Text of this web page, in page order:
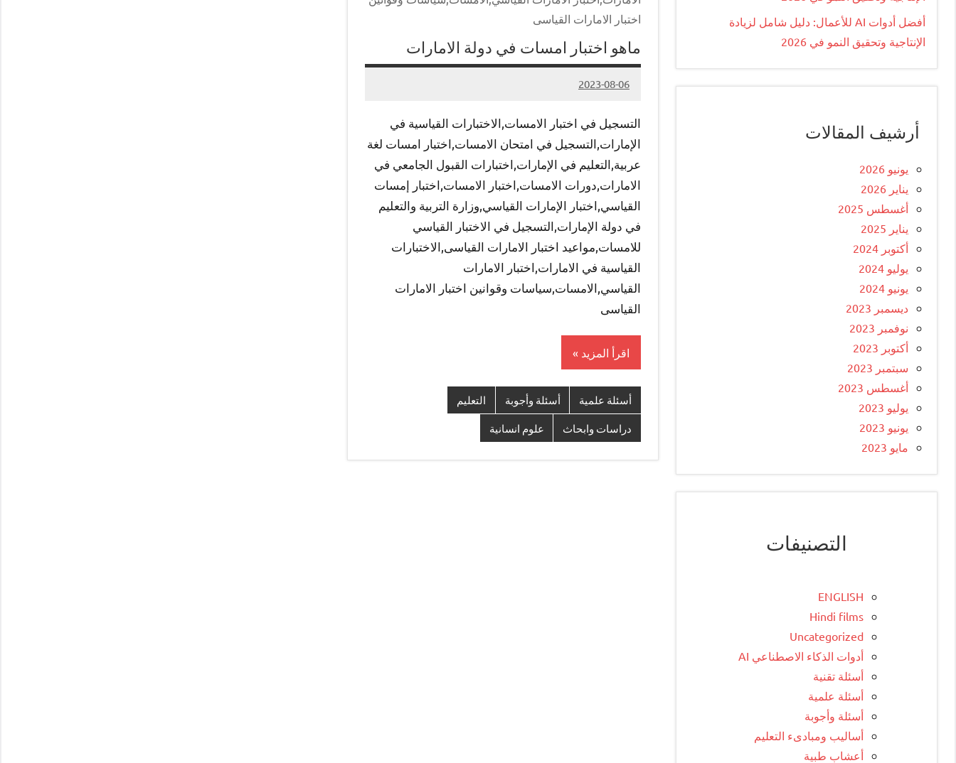
اختبار الامارات القياسى
ماهو اختبار امسات في دولة الامارات
2023-08-06
Admin
التسجيل في اختبار الامسات,الاختبارات القياسية في
الإمارات,التسجيل في امتحان الامسات,اختبار امسات لغة
عربية,التعليم في الإمارات,اختبارات القبول الجامعي في
الامارات,دورات الامسات,اختبار الامسات,اختبار إمسات
القياسي,اختبار الإمارات القياسي,وزارة التربية والتعليم
في دولة الإمارات,التسجيل في الاختبار القياسي
للامسات,مواعيد اختبار الامارات القياسى,الاختبارات
القياسية في الامارات,اختبار الامارات
القياسي,الامسات,سياسات وقوانين اختبار الامارات
القياسى
اقرأ المزيد
أسئلة علمية أسئلة وأجوبة التعليم
دراسات وابحاث علوم انسانية
أفضل أدوات AI للأعمال: دليل شامل لزيادة
الإنتاجية وتحقيق النمو في 2026
أرشيف المقالات
يونيو 2026
يناير 2026
أغسطس 2025
يناير 2025
أكتوبر 2024
يوليو 2024
يونيو 2024
ديسمبر 2023
نوفمبر 2023
أكتوبر 2023
سبتمبر 2023
أغسطس 2023
يوليو 2023
يونيو 2023
مايو 2023
التصنيفات
ENGLISH
Hindi films
Uncategorized
أدوات الذكاء الاصطناعي AI
أسئلة تقنية
أسئلة علمية
أسئلة وأجوبة
أساليب ومبادىء التعليم
أعشاب طبية